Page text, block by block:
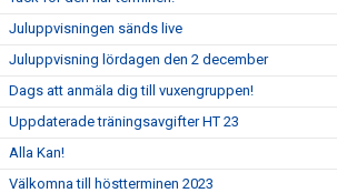
Juluppvisningen sänds live
Juluppvisning lördagen den 2 december
Dags att anmäla dig till vuxengruppen!
Uppdaterade träningsavgifter HT 23
Alla Kan!
Välkomna till höstterminen 2023